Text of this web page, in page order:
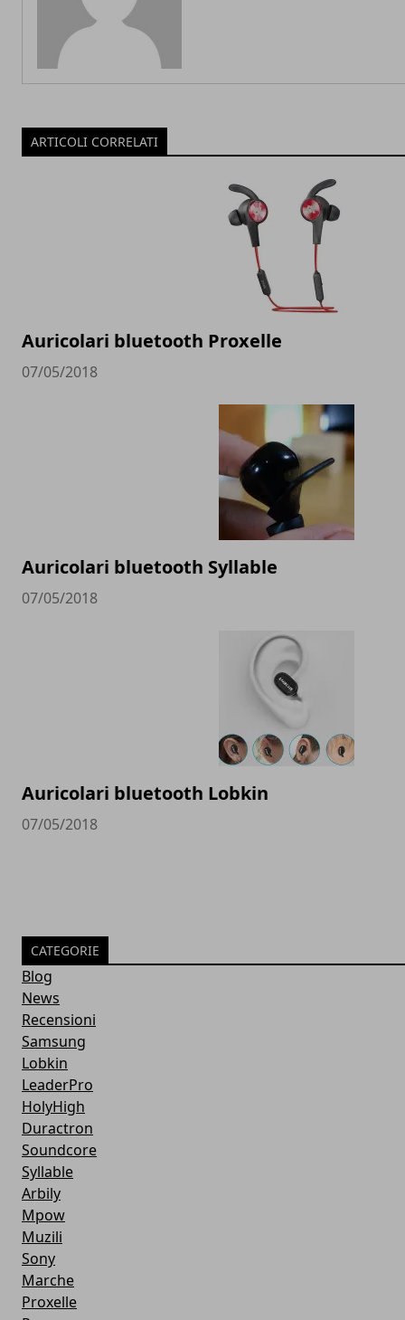
ARTICOLI CORRELATI
Auricolari bluetooth Proxelle
07/05/2018
Auricolari bluetooth Syllable
07/05/2018
Auricolari bluetooth Lobkin
07/05/2018
CATEGORIE
Blog
News
Recensioni
Samsung
Lobkin
LeaderPro
HolyHigh
Duractron
Soundcore
Syllable
Arbily
Mpow
Muzili
Sony
Marche
Proxelle